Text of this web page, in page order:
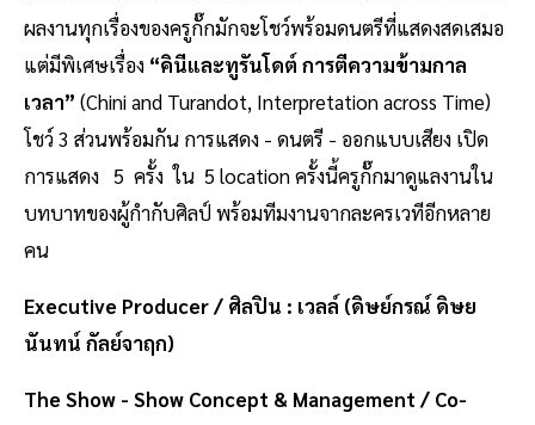
ผลงานทุกเรื่องของครูกั๊กมักจะโชว์พร้อมดนตรีที่แสดงสดเสมอ
แต่มีพิเศษเรื่อง “คินีและทูรันโดต์ การตีความข้ามกาล
เวลา” (Chini and Turandot, Interpretation across Time)
โชว์ 3 ส่วนพร้อมกัน การแสดง - ดนตรี - ออกแบบเสียง เปิด
การแสดง 5 ครั้ง ใน 5 location ครั้งนี้ครูกั๊กมาดูแลงานใน
บทบาทของผู้กำกับศิลป์ พร้อมทีมงานจากละครเวทีอีกหลาย
คน
Executive Producer / ศิลปิน : เวลล์ (ดิษย์กรณ์ ดิษย
นันทน์ กัลย์จาฤก)
The Show - Show Concept & Management / Co-